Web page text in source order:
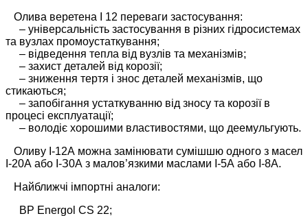
Олива веретена І 12 переваги застосування:
– універсальність застосування в різних гідросистемах
та вузлах промоустаткування;
– відведення тепла від вузлів та механізмів;
– захист деталей від корозії;
– зниження тертя і знос деталей механізмів, що
стикаються;
– запобігання устаткуванню від зносу та корозії в
процесі експлуатації;
– володіє хорошими властивостями, що деемульгують.
Оливу І-12А можна замінювати сумішшю одного з масел
І-20А або І-З0А з малов’язкими маслами І-5А або І-8А.
Найближчі імпортні аналоги:
BP Energol CS 22;